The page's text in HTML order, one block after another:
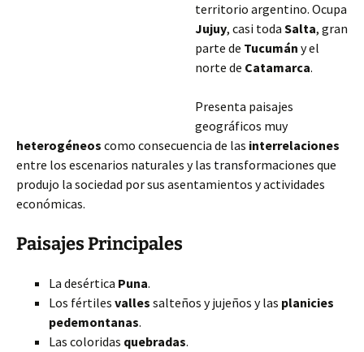
territorio argentino. Ocupa
Jujuy, casi toda Salta, gran
parte de Tucumán y el
norte de Catamarca.
Presenta paisajes
geográficos muy
heterogéneos como consecuencia de las interrelaciones
entre los escenarios naturales y las transformaciones que
produjo la sociedad por sus asentamientos y actividades
económicas.
Paisajes Principales
La desértica Puna.
Los fértiles valles salteños y jujeños y las planicies
pedemontanas.
Las coloridas quebradas.